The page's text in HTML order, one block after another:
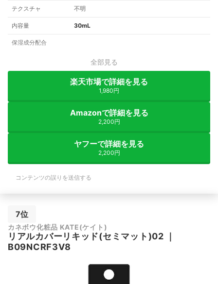
テクスチャ 不明
内容量 30mL
保湿成分配合
全部見る
楽天市場で詳細を見る
1,980円
Amazonで詳細を見る
2,200円
ヤフーで詳細を見る
2,200円
コンテンツの誤りを送信する
7位
カネボウ化粧品 KATE(ケイト)
リアルカバーリキッド(セミマット)02 ｜
B09NCRF3V8